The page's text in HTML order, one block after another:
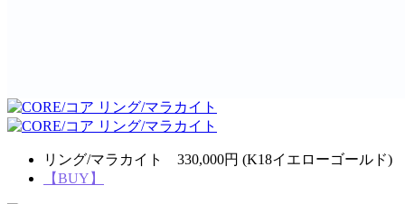
リング/マラカイト 330,000円 (K18イエローゴールド)
【BUY】